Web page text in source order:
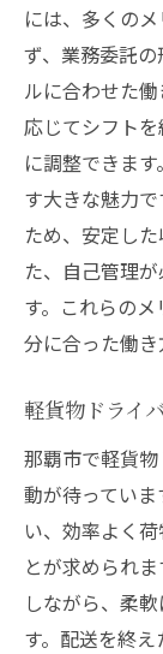
には、多くの
ず、業務委託
ルに合わせた
応じてシフト
に調整できま
す大きな魅力
ため、安定し
た、自己管理
す。これらの
分に合った働き
軽貨物ドライ
那覇市で軽貨
動が待ってい
い、効率よく
とが求められ
しながら、柔
す。配送を終